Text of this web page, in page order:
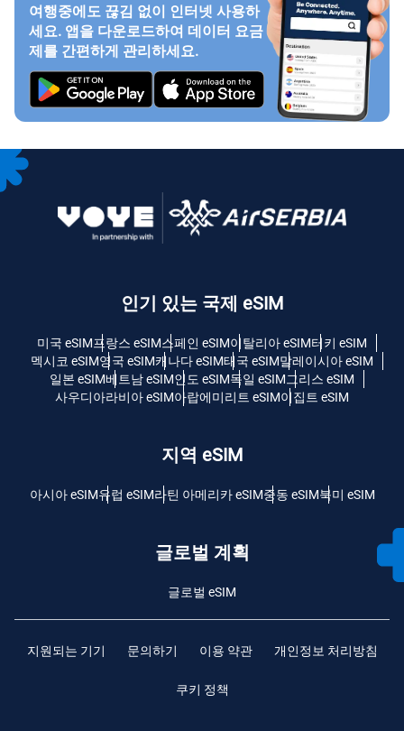
여행중에도 끊김 없이 인터넷 사용하
세요. 앱을 다운로드하여 데이터 요금
제를 간편하게 관리하세요.
인기 있는 국제 eSIM
미국 eSIM프랑스 eSIM스페인 eSIM이탈리아 eSIM터키 eSIM
멕시코 eSIM영국 eSIM캐나다 eSIM태국 eSIM말레이시아 eSIM
일본 eSIM베트남 eSIM인도 eSIM독일 eSIM그리스 eSIM
사우디아라비아 eSIM아랍에미리트 eSIM이집트 eSIM
지역 eSIM
아시아 eSIM유럽 ​​eSIM라틴 아메리카 eSIM중동 eSIM북미 eSIM
글로벌 계획
글로벌 eSIM
지원되는 기기 문의하기 이용 약관 개인정보 처리방침
쿠키 정책